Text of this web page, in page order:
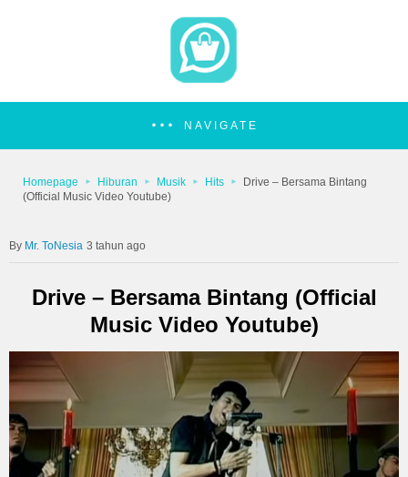
NAVIGATE
Homepage Hiburan Musik Hits
Drive – Bersama Bintang
(Official Music Video Youtube)
Mr. ToNesia 3 tahun ago
Drive – Bersama Bintang (Official
Music Video Youtube)